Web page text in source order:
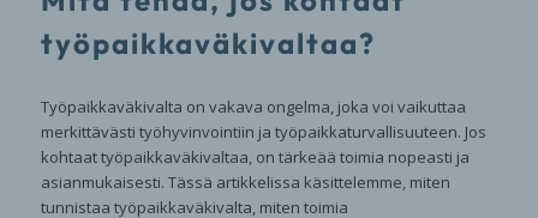
työpaikkaväkivaltaa?
Työpaikkaväkivalta on vakava ongelma, joka voi vaikuttaa
merkittävästi työhyvinvointiin ja työpaikkaturvallisuuteen. Jos
kohtaat työpaikkaväkivaltaa, on tärkeää toimia nopeasti ja
asianmukaisesti. Tässä artikkelissa käsittelemme, miten
tunnistaa työpaikkaväkivalta, miten toimia